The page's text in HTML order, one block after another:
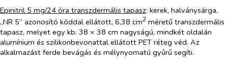
Epinitril 5 mg/24 óra transzdermális tapasz: kerek, halványsárga,
„NR 5” azonosító kóddal ellátott, 6,38 cm2 méretű transzdermális
tapasz, melyet egy kb. 38 × 38 cm nagyságú, mindkét oldalán
alumínium és szilikonbevonattal ellátott PET réteg véd. Az
alkalmazást ferde bevágás és mélynyomatú gyűrű segíti.